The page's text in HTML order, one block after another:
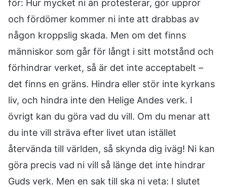
för: Hur mycket ni än protesterar, gör uppror
och fördömer kommer ni inte att drabbas av
någon kroppslig skada. Men om det finns
människor som går för långt i sitt motstånd och
förhindrar verket, så är det inte acceptabelt –
det finns en gräns. Hindra eller stör inte kyrkans
liv, och hindra inte den Helige Andes verk. I
övrigt kan du göra vad du vill. Om du menar att
du inte vill sträva efter livet utan istället
återvända till världen, så skynda dig iväg! Ni kan
göra precis vad ni vill så länge det inte hindrar
Guds verk. Men en sak till ska ni veta: I slutet